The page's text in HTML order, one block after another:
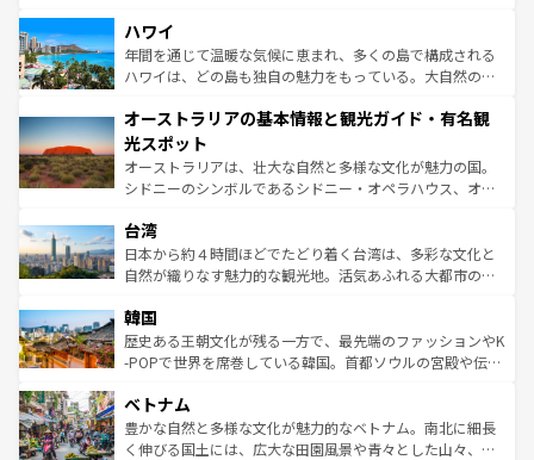
着のスイス情報は
のような巨大都市は、観光、ショッピング、エンターテイ
ンメントが詰まった刺激的なスポットだ。一方、アメリカ
西部には大自然が広がり、グランドキャニオンやイエロー
部のニューオーリンズでは、音楽と美食が融合した独特の
文化が魅力。旅行者はアメリカの各地域で異なる魅力を楽
しみながら、その多様性と豊かな歴史を感じることができ
るだろう。車でのロードトリップや列車の旅も、アメリカ
情報は
ハワイ
年間を通じて温暖な気候に恵まれ、多くの島で構成される
ハワイは、どの島も独自の魅力をもっている。大自然の神
ワイ島は見逃せない。また、定番の観光地といえばオアフ
島だが、静かな自然を求めるならマウイ島やカウアイ島が
おすすめ。エメラルドグリーンに輝く海をはじめ、豊かな
文化や歴史が息づいている。「アロハスピリット」と呼ば
人々、おいしいローカルフードやハワイアンミュージッ
ク、伝統的なフラダンスなど、すべてがハワイの魅力を彩
っている。訪れるたびに新しい発見と感動が待っているハ
はコンテンツ一覧
オーストラリアの基本情報と観光ガイド・有名観
光スポット
オーストラリアは、壮大な自然と多様な文化が魅力の国。
シドニーのシンボルであるシドニー・オペラハウス、オー
リアリーフや大陸中央部にそびえるウルル（エアーズロッ
ク）、タスマニアの美しい原生林やケアンズの熱帯雨林な
ど、見どころがたくさん。また、カフェやワイン、オージ
いる。アクティビティも充実しており、サーフィンやダイ
ビング、ハイキングなど、アウトドア好きにはたまらな
い。オーストラリアの多彩な魅力を存分に味わいつくそ
参照してほしい。
台湾
日本から約４時間ほどでたどり着く台湾は、多彩な文化と
自然が織りなす魅力的な観光地。活気あふれる大都市の台
ン）、静ひつな山岳地帯である台湾東部など、都市の喧騒
と山間の静けさが共存しており、訪れる人に新しい発見と
驚きをもたらしてくれる。また、奥深い台湾の食文化も魅
容にもいいと評判のスイーツなど、バラエティ豊かな料理
が味わえる。 なお、新着の台湾情報は コンテンツ一覧を参
照してほしい。
韓国
歴史ある王朝文化が残る一方で、最先端のファッションやK
-POPで世界を席巻している韓国。首都ソウルの宮殿や伝統
き、地方に足を延ばせば四季折々の自然美を楽しむことが
できる。そして、キムチや焼肉、絶品のストリートフード
まで、さまざまな韓国料理が待っている。夜には、韓国な
ベトナム
豊かな自然と多様な文化が魅力的なベトナム。南北に細長
く伸びる国土には、広大な田園風景や青々とした山々、世